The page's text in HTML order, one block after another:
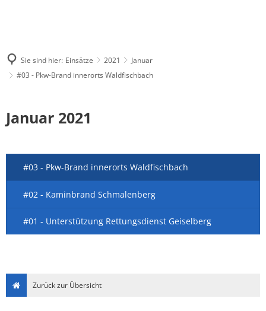
Sie sind hier: Einsätze 2021
Januar
#03 - Pkw-Brand innerorts Waldfischbach
Januar 2021
#03 - Pkw-Brand innerorts Waldfischbach
#02 - Kaminbrand Schmalenberg
#01 - Unterstützung Rettungsdienst Geiselberg
Zurück zur Übersicht